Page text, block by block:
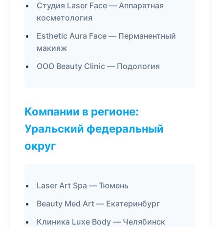
Студия Laser Face — Аппаратная
косметология
Esthetic Aura Face — Перманентный
макияж
ООО Beauty Clinic — Подология
Компании в регионе:
Уральский федеральный
округ
Laser Art Spa — Тюмень
Beauty Med Art — Екатеринбург
Клиника Luxe Body — Челябинск